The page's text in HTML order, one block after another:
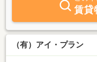
ら、ぜひお気軽にお声掛け
賃貸
（有）アイ・プラン